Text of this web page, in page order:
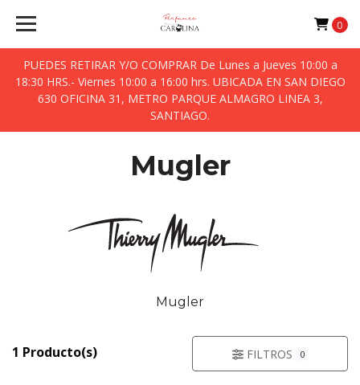
PUEDES RETIRAR Y/O COMPRAR De Lunes a Jueves 10:00 a
18:30 HRS.- Viernes 10:00 a 16:00 hrs. UBICADA EN SAN DIEGO
630 OFICINA 31, METRO PARQUE ALMAGRO LINEA 3,
SANTIAGO.
0
Mugler
Mugler
1 Producto(s) FILTROS 0